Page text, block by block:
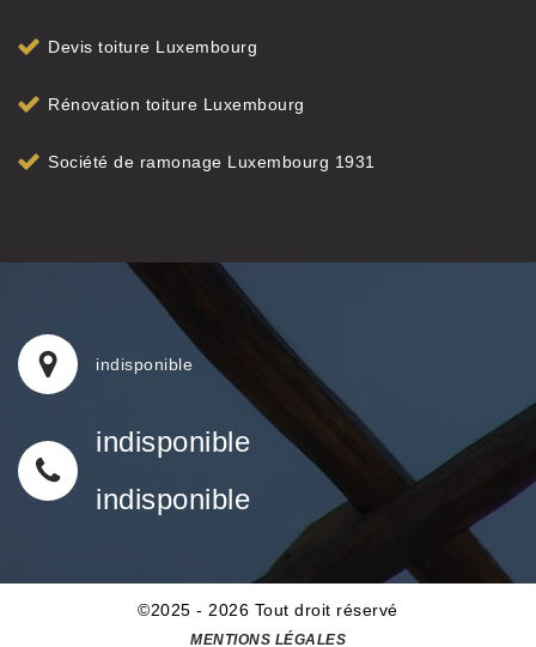
Devis toiture Luxembourg
Rénovation toiture Luxembourg
Société de ramonage Luxembourg 1931
indisponible
indisponible
indisponible
©2025 - 2026 Tout droit réservé
MENTIONS LÉGALES